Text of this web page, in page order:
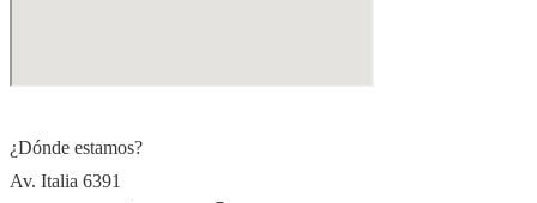
¿Dónde estamos?
Av. Italia 6391